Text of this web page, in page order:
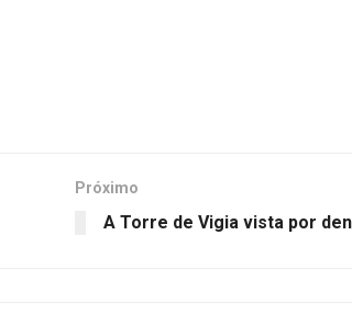
Próximo
A Torre de Vigia vista por